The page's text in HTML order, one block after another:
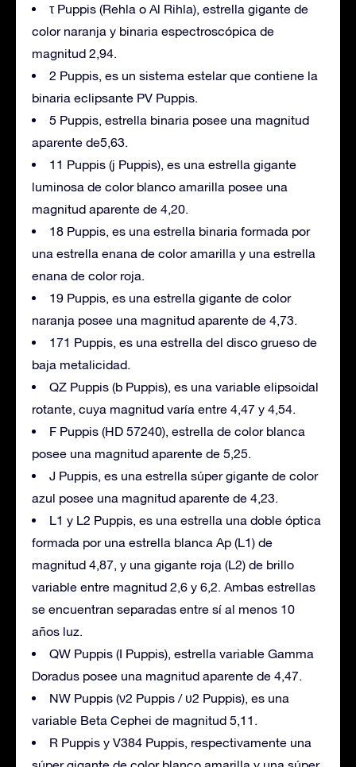
τ Puppis (Rehla o Al Rihla), estrella gigante de
color naranja y binaria espectroscópica de
magnitud 2,94.
2 Puppis, es un sistema estelar que contiene la
binaria eclipsante PV Puppis.
5 Puppis, estrella binaria posee una magnitud
aparente de5,63.
11 Puppis (j Puppis), es una estrella gigante
luminosa de color blanco amarilla posee una
magnitud aparente de 4,20.
18 Puppis, es una estrella binaria formada por
una estrella enana de color amarilla y una estrella
enana de color roja.
19 Puppis, es una estrella gigante de color
naranja posee una magnitud aparente de 4,73.
171 Puppis, es una estrella del disco grueso de
baja metalicidad.
QZ Puppis (b Puppis), es una variable elipsoidal
rotante, cuya magnitud varía entre 4,47 y 4,54.
F Puppis (HD 57240), estrella de color blanca
posee una magnitud aparente de 5,25.
J Puppis, es una estrella súper gigante de color
azul posee una magnitud aparente de 4,23.
L1 y L2 Puppis, es una estrella una doble óptica
formada por una estrella blanca Ap (L1) de
magnitud 4,87, y una gigante roja (L2) de brillo
variable entre magnitud 2,6 y 6,2. Ambas estrellas
se encuentran separadas entre sí al menos 10
años luz.
QW Puppis (I Puppis), estrella variable Gamma
Doradus posee una magnitud aparente de 4,47.
NW Puppis (ν2 Puppis / υ2 Puppis), es una
variable Beta Cephei de magnitud 5,11.
R Puppis y V384 Puppis, respectivamente una